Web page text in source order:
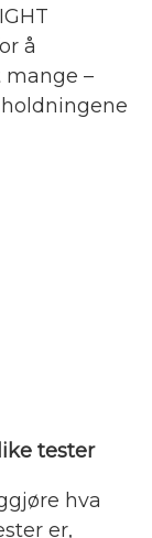
å
mange –
tester
hva
er,